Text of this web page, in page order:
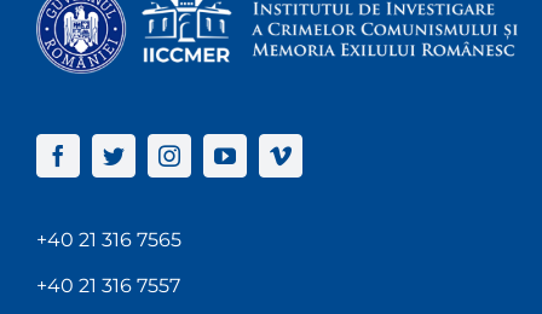
+40 21 316 7565
+40 21 316 7557